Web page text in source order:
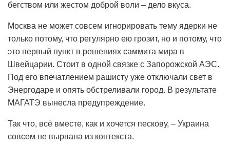
бегством или жестом доброй воли – дело вкуса.
Москва не может совсем игнорировать тему ядерки не
только потому, что регулярно ею грозит, но и потому, что
это первый пункт в решениях саммита мира в
Швейцарии. Стоит в одной связке с Запорожской АЭС.
Под его впечатлением рашисту уже отключали свет в
Энергодаре и опять обстреливали город. В результате
МАГАТЭ вынесла предупреждение.
Так что, всё вместе, как и хочется пескову, – Украина
совсем не вырвана из контекста.